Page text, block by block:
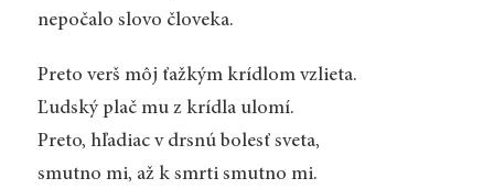
nepočalo slovo človeka.
Preto verš môj ťažkým krídlom vzlieta.
Ľudský plač mu z krídla ulomí.
Preto, hľadiac v drsnú bolesť sveta,
smutno mi, až k smrti smutno mi.